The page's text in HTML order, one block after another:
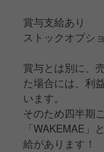
賞与支給あり
ストックオプシ
賞与とは別に、
た場合には、利
います。
そのため四半期
「WAKEMAE」
給があります！